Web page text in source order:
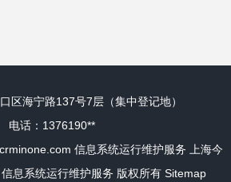
区海宁路137号7层（集中登记地）
电话：1376190**
信息系统运行维护服务
上海今
信息系统运行维护服务 版权所有 Sitemap